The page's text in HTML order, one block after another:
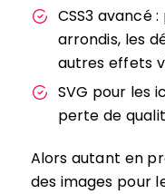
CSS3 avancé
arrondis, les
autres effets
SVG pour les
perte de
Alors autant en
des images pour